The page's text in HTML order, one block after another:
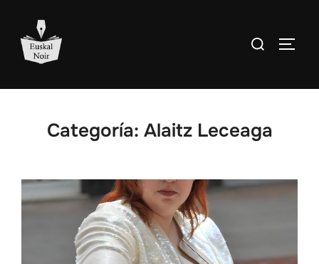
contenido
Buscar:
Categoría: Alaitz Leceaga